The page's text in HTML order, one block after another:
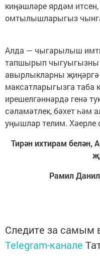
киңәшләре ярдәм
омтылышларыгыз
Алда — чыгарылыш
тапшырып чыгуыгызны
авырлыкларны җиңәргә
максатларыгызга
ирешелгәннәрдә генә
сәламәтлек, бәхет
уңышлар телим. Хәерле
Тирән ихтирам белән,
Рамил
Следите за самым
Telegram-канале